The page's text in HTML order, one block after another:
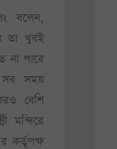
বলেন,
তা খুবই
না পারে
সব সময়
বেশি
মন্দিরে
কর্তৃপক্ষ